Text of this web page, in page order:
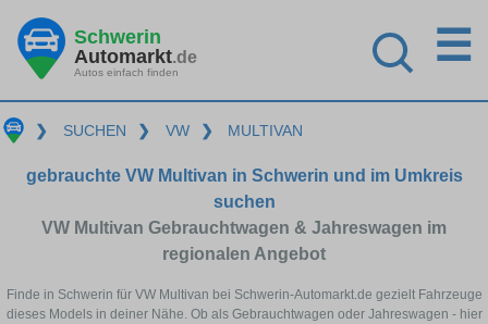
Schwerin
Automarkt.de
Autos einfach finden
☰
❯ SUCHEN ❯ VW ❯ MULTIVAN
gebrauchte VW Multivan in Schwerin und im Umkreis
suchen
VW Multivan Gebrauchtwagen & Jahreswagen im
regionalen Angebot
Finde in Schwerin für VW Multivan bei Schwerin-Automarkt.de gezielt Fahrzeuge
dieses Models in deiner Nähe. Ob als Gebrauchtwagen oder Jahreswagen - hier